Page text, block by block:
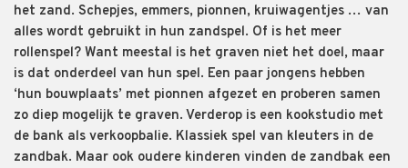
het zand. Schepjes, emmers, pionnen, kruiwagentjes … van
alles wordt gebruikt in hun zandspel. Of is het meer
rollenspel? Want meestal is het graven niet het doel, maar
is dat onderdeel van hun spel. Een paar jongens hebben
‘hun bouwplaats’ met pionnen afgezet en proberen samen
zo diep mogelijk te graven. Verderop is een kookstudio met
de bank als verkoopbalie. Klassiek spel van kleuters in de
zandbak. Maar ook oudere kinderen vinden de zandbak een